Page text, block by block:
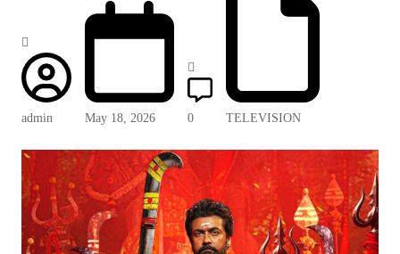
admin May 18, 2026 0 TELEVISION